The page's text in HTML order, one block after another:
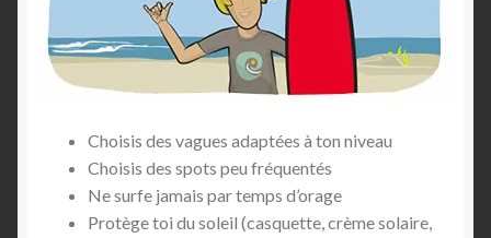
Choisis des vagues adaptées à ton niveau
Choisis des spots peu fréquentés
Ne surfe jamais par temps d’orage
Protège toi du soleil (casquette, crème solaire,